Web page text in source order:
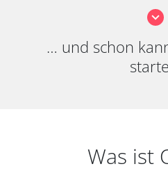
… und schon
Was ist